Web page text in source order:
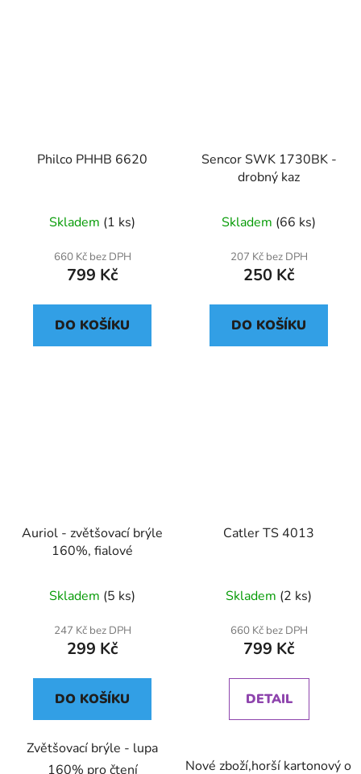
Philco PHHB 6620
Skladem (1 ks)
660 Kč bez DPH
799 Kč
DO KOŠÍKU
Sencor SWK 1730BK -
drobný kaz
Skladem (66 ks)
207 Kč bez DPH
250 Kč
DO KOŠÍKU
Auriol - zvětšovací brýle
160%, fialové
Skladem (5 ks)
247 Kč bez DPH
299 Kč
DO KOŠÍKU
Zvětšovací brýle - lupa
160% pro čtení
Catler TS 4013
Skladem (2 ks)
660 Kč bez DPH
799 Kč
DETAIL
Nové zboží,horší kartonový